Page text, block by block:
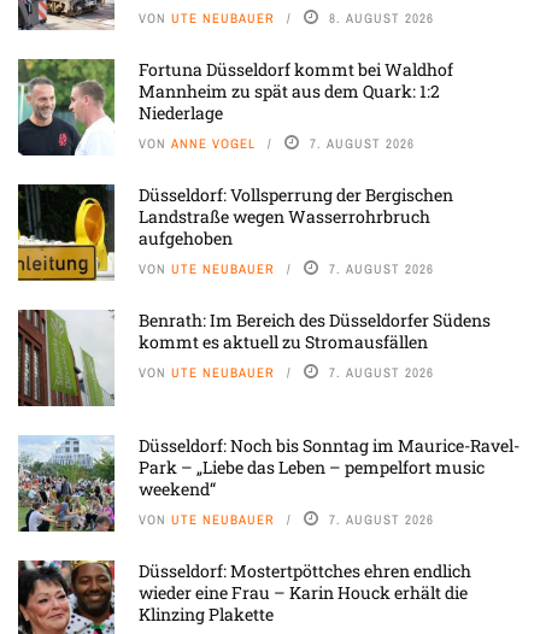
VON UTE NEUBAUER 8. AUGUST 2026
Fortuna Düsseldorf kommt bei Waldhof
Mannheim zu spät aus dem Quark: 1:2
Niederlage
VON ANNE VOGEL 7. AUGUST 2026
Düsseldorf: Vollsperrung der Bergischen
Landstraße wegen Wasserrohrbruch
aufgehoben
VON UTE NEUBAUER 7. AUGUST 2026
Benrath: Im Bereich des Düsseldorfer Südens
kommt es aktuell zu Stromausfällen
VON UTE NEUBAUER 7. AUGUST 2026
Düsseldorf: Noch bis Sonntag im Maurice-Ravel-
Park – „Liebe das Leben – pempelfort music
weekend“
VON UTE NEUBAUER 7. AUGUST 2026
Düsseldorf: Mostertpöttches ehren endlich
wieder eine Frau – Karin Houck erhält die
Klinzing Plakette